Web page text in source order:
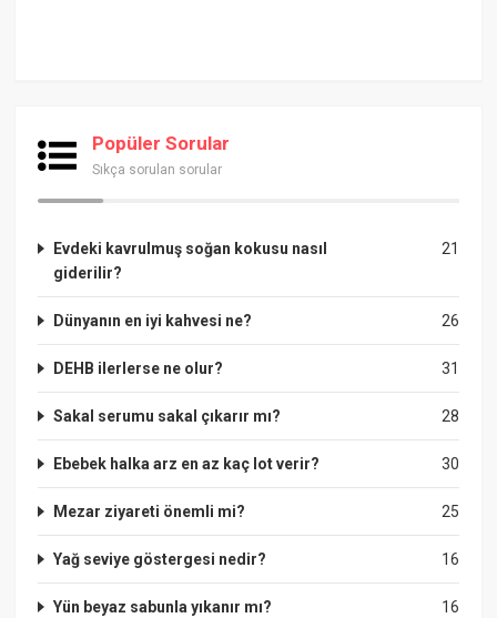
Popüler Sorular
Sıkça sorulan sorular
21
Evdeki kavrulmuş soğan kokusu nasıl
giderilir?
26
Dünyanın en iyi kahvesi ne?
31
DEHB ilerlerse ne olur?
28
Sakal serumu sakal çıkarır mı?
30
Ebebek halka arz en az kaç lot verir?
25
Mezar ziyareti önemli mi?
16
Yağ seviye göstergesi nedir?
16
Yün beyaz sabunla yıkanır mı?